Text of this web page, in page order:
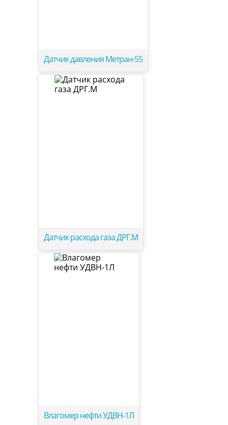
Датчик давления Метран-55
Датчик расхода газа ДРГ.М
Влагомер нефти УДВН-1Л